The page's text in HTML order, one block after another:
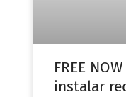
FREE
instalar